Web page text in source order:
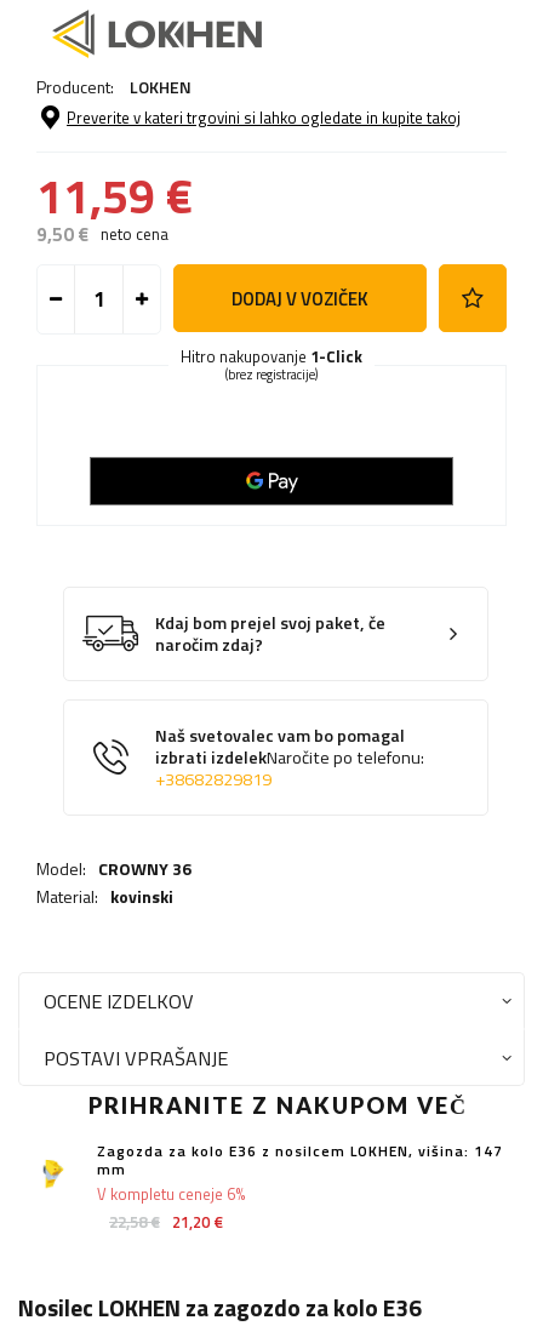
Producent: LOKHEN
Preverite v kateri trgovini si lahko ogledate in kupite takoj
11,59 €
9,50 € neto cena
DODAJ V VOZIČEK
Hitro nakupovanje 1-Click
(brez registracije)
Kdaj bom prejel svoj paket, če
naročim zdaj?
Naš svetovalec vam bo pomagal
izbrati izdelekNaročite po telefonu:
+38682829819
Model: CROWNY 36
Material: kovinski
OCENE IZDELKOV
POSTAVI VPRAŠANJE
PRIHRANITE Z NAKUPOM VEČ
Zagozda za kolo E36 z nosilcem LOKHEN, višina: 147
mm
22,58 € 21,20 €
V kompletu ceneje 6%
Nosilec LOKHEN za zagozdo za kolo E36